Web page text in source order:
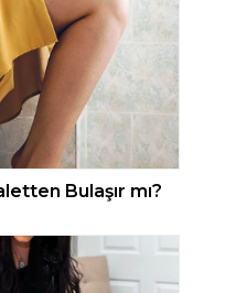
Bulaşır mı?